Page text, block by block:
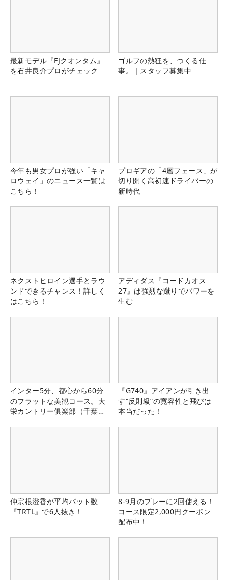
最新モデル『FJクオンタム』
を石井良介プロがチェック
ゴルフの熱狂を、つくる仕
事。｜スタッフ募集中
今年も男女プロが強い「キャ
ロウェイ」のニュース一覧は
こちら！
プロギアの「4層フェース」が
切り開く高初速ドライバーの
新時代
ネクストヒロイン選手とラウ
ンドできるチャンス！詳しく
はこちら！
アディダス『コードカオス
27』は強烈な蹴りでパワーを
生む
インター5分、都心から60分
のフラットな美観コース。大
栄カントリー俱楽部（千葉
『G740』アイアンが引き出
す“反則級”の寛容性と飛びは
本当だった！
仲宗根澄香が平均パット数
『TRTL』で6人抜き！
8-9月のプレーに2回使える！
コース限定2,000円クーポン
配布中！